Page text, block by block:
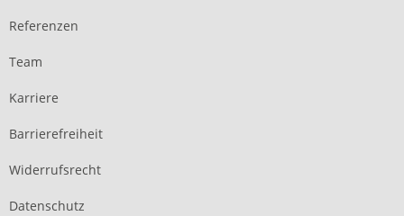
Referenzen
Team
Karriere
Barrierefreiheit
Widerrufsrecht
Datenschutz